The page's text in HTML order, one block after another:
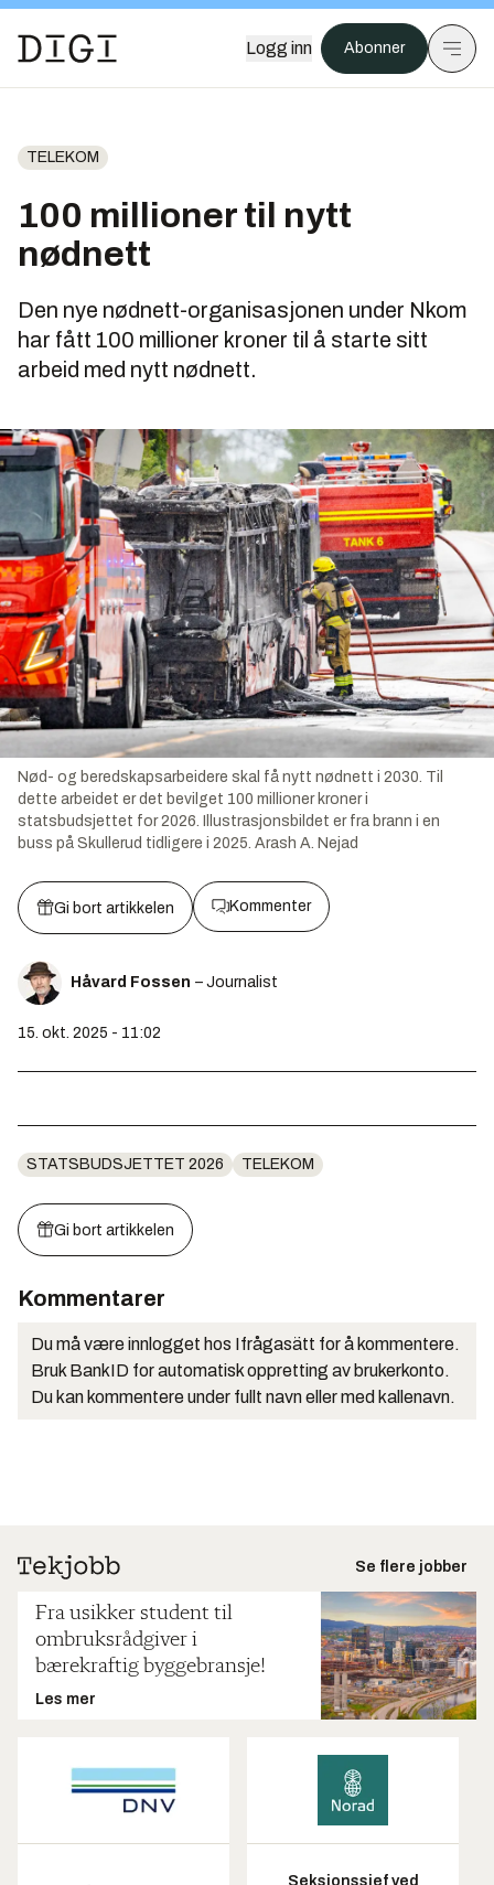
Logg inn Abonner
TELEKOM
100 millioner til nytt
nødnett
Den nye nødnett-organisasjonen under Nkom
har fått 100 millioner kroner til å starte sitt
arbeid med nytt nødnett.
Nød- og beredskapsarbeidere skal få nytt nødnett i 2030. Til
dette arbeidet er det bevilget 100 millioner kroner i
statsbudsjettet for 2026. Illustrasjonsbildet er fra brann i en
buss på Skullerud tidligere i 2025. Arash A. Nejad
Gi bort artikkelen Kommenter
Håvard Fossen – Journalist
15. okt. 2025 - 11:02
STATSBUDSJETTET 2026 TELEKOM
Gi bort artikkelen
Kommentarer
Du må være innlogget hos Ifrågasätt for å kommentere.
Bruk BankID for automatisk oppretting av brukerkonto.
Du kan kommentere under fullt navn eller med kallenavn.
Se flere jobber
Fra usikker student til
ombruksrådgiver i
bærekraftig byggebransje!
Les mer
Seksjonssjef ved